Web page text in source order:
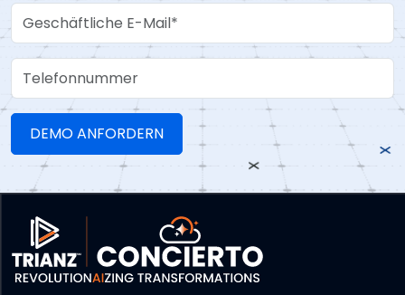
Work Email
Telefonnummer